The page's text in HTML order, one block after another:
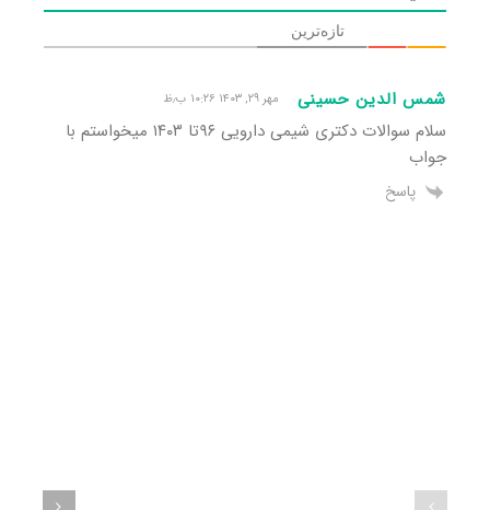
تازه‌ترین
شمس الدین حسینی مهر ۲۹, ۱۴۰۳ ۱۰:۲۶ ب٫ظ
سلام سوالات دکتری شیمی دارویی ٩۶تا ١۴٠٣ میخواستم با
جواب
پاسخ